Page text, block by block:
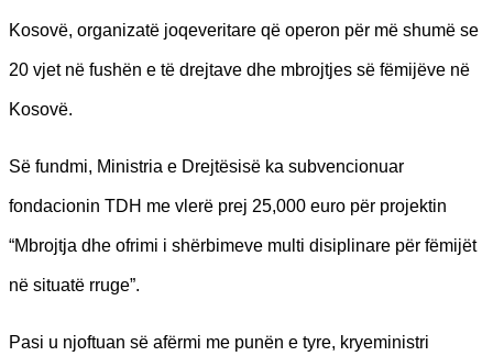
Kosovë, organizatë joqeveritare që operon për më shumë se
20 vjet në fushën e të drejtave dhe mbrojtjes së fëmijëve në
Kosovë.
Së fundmi, Ministria e Drejtësisë ka subvencionuar
fondacionin TDH me vlerë prej 25,000 euro për projektin
“Mbrojtja dhe ofrimi i shërbimeve multi disiplinare për fëmijët
në situatë rruge”.
Pasi u njoftuan së afërmi me punën e tyre, kryeministri